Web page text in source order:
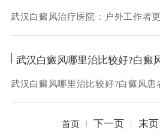
武汉白癜风治疗医院：户外工作者
武汉白癜风哪里治比较好?白癜
武汉白癜风哪里治比较好?白癜风患
首页 下一页 末页